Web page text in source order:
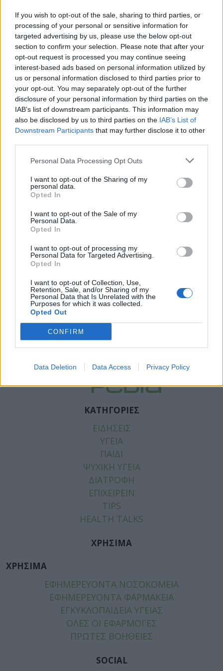
If you wish to opt-out of the sale, sharing to third parties, or
processing of your personal or sensitive information for
targeted advertising by us, please use the below opt-out
section to confirm your selection. Please note that after your
opt-out request is processed you may continue seeing
interest-based ads based on personal information utilized by
us or personal information disclosed to third parties prior to
your opt-out. You may separately opt-out of the further
disclosure of your personal information by third parties on the
IAB’s list of downstream participants. This information may
also be disclosed by us to third parties on the IAB’s List of
Downstream Participants that may further disclose it to other
Personal Data Processing Opt Outs
I want to opt-out of the Sharing of my
personal data.
Opted In
I want to opt-out of the Sale of my
Personal Data.
Opted In
I want to opt-out of processing my
Personal Data for Targeted Advertising.
Opted In
I want to opt-out of Collection, Use,
Retention, Sale, and/or Sharing of my
Personal Data that Is Unrelated with the
Purposes for which it was collected.
Opted Out
CONFIRM
Data Deletion Data Access Privacy Policy
2024 κατέχει τη θέση του Commercial
Effectiveness Lead.
Διαθέτει πτυχίο Business Administration από το
Πανεπιστήμιο του Πόρτσμουθ. Είναι κάτοχος
MBA στο Ψηφιακό Μάρκετινγκ από την Σχολή
Διοίκησης Επιχειρήσεων του Πανεπιστημίου
Nottingham Trent & ALBA Business School.
Επιπλέον, έχει αποκτήσει τον επαγγελματικό
τίτλο ‘Omnichannel Marketing’ by AVADO
το 2022.
Facebook
Tags:ΕΕΦΑΜ,ΕΛΛΗΝΙΚΗ ΕΤΑΙΡΕΙΑ
ΚΑΤΗΓΟΡΙΕΣ
ΕΙΔΗΣΕΙΣ
ΥΓΕΙΑ
ΠΑΙΔΙ
ΨΥΧΙΚΗ ΥΓΕΙΑ
ΔΙΑΤΡΟΦΗ
ΕΠΙΧΕΙΡΕΙΝ
TIPS
HEALTH TALKS
ΧΡΗΣΙΜΑ
ΧΡΗΣΙΜΑ
ΕΦΗΜΕΡΕΥΟΝΤΑ ΝΟΣΟΚΟΜΕΙΑ
ΕΦΗΜΕΡΕΥΟΝΤΑ ΦΑΡΜΑΚΕΙΑ
ΕΓΚΥΚΛΟΠΑΙΔΕΙΑ ΥΓΕΙΑΣ
ΟΛΕΣ ΟΙ ΕΦΑΡΜΟΓΕΣ
ΠΡΩΤΕΣ ΒΟΗΘΕΙΕΣ
SOCIAL